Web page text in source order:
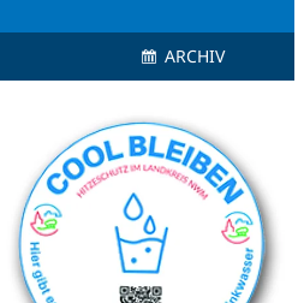
ARCHIV